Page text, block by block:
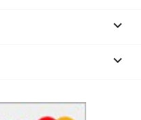

keyboard_arrow_down